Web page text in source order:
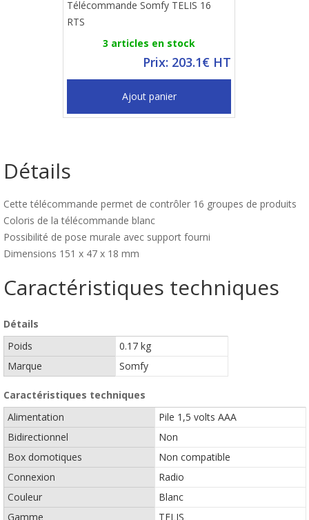
Télécommande Somfy TELIS 16
RTS
3 articles en stock
Prix: 203.1€ HT
Ajout panier
Détails
Cette télécommande permet de contrôler 16 groupes de produits
Coloris de la télécommande blanc
Possibilité de pose murale avec support fourni
Dimensions 151 x 47 x 18 mm
Caractéristiques techniques
Détails
Poids
0.17 kg
Marque
Somfy
Caractéristiques techniques
Alimentation
Pile 1,5 volts AAA
Bidirectionnel
Non
Box domotiques
Non compatible
Connexion
Radio
Couleur
Blanc
Gamme
TELIS